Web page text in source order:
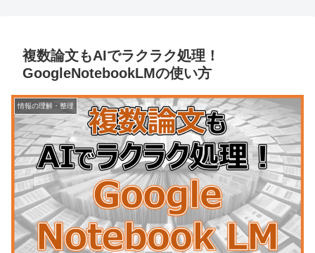
複数論文もAIでラクラク処理！
GoogleNotebookLMの使い方
情報の理解・整理